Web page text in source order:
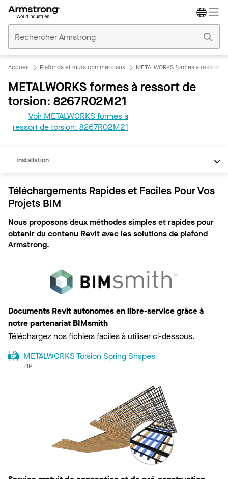
Plafonds
Commerciaux
Accueil Plafonds et murs commerciaux METALWORKS formes à ressort
METALWORKS formes à ressort de
torsion: 8267R02M21
Voir METALWORKS formes à
ressort de torsion: 8267R02M21
REVIT
Installation
Téléchargements Rapides et Faciles Pour Vos
Projets BIM
Nous proposons deux méthodes simples et rapides pour
obtenir du contenu Revit avec les solutions de plafond
Armstrong.
Documents Revit autonomes en libre-service grâce à
notre partenariat BIMsmith
Téléchargez nos fichiers faciles à utiliser ci-dessous.
METALWORKS Torsion Spring Shapes
ZIP